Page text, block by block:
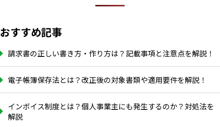
おすすめ記事
請求書の正しい書き方・作り方は？記載事項と注意点を解説！
電子帳簿保存法とは？改正後の対象書類や適用要件を解説！
インボイス制度とは？個人事業主にも発生するのか？対処法を
解説